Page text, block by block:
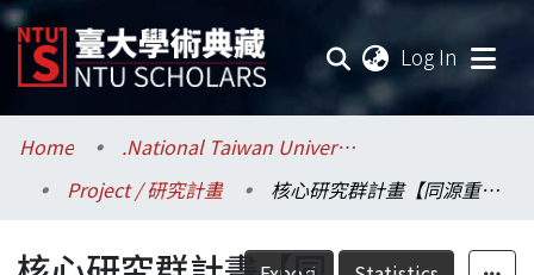
Log In
Communities & Collections
Research Outputs
Fundings & Projects
Home
.National Taiwan University / 國立臺灣大學
Project / 研究計畫
核心研究群計畫【同源重組和端粒相關成分之交互作用的機制研究】